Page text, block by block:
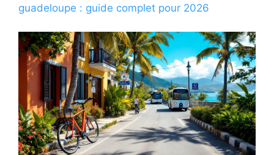
guadeloupe : guide complet pour 2026